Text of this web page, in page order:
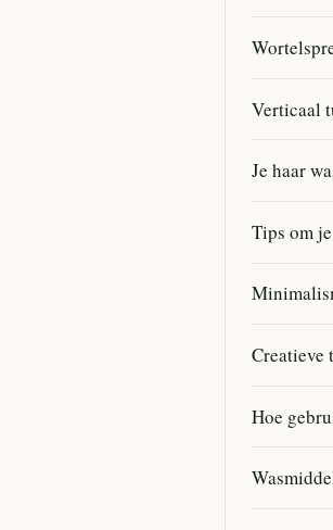
Verticaal
Je haar
Tips om
Creatieve
Hoe